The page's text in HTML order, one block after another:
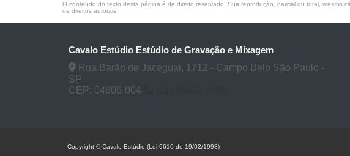
O conteúdo do texto desta página é de direito reservado. Sua reprodução, parcial ou total, mesmo
de direitos autorais
Cavalo Estúdio Estúdio de Gravação e Mixagem
Rua Barão de Jaceguai, 1712 - Campo Belo São Paulo -
SP
CEP: 04606-004
Copyright © Cavalo Estúdio (Lei 9610 de 19/02/1998)